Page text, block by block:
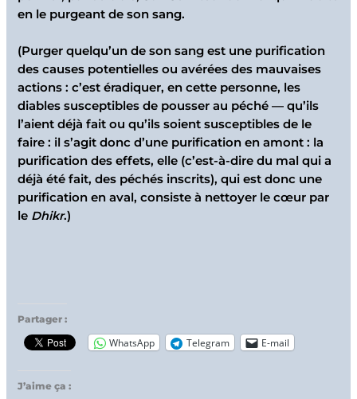
en le purgeant de son sang.
(Purger quelqu’un de son sang est une purification
des causes potentielles ou avérées des mauvaises
actions : c’est éradiquer, en cette personne, les
diables susceptibles de pousser au péché — qu’ils
l’aient déjà fait ou qu’ils soient susceptibles de le
faire : il s’agit donc d’une purification en amont : la
purification des effets, elle (c’est-à-dire du mal qui a
déjà été fait, des péchés inscrits), qui est donc une
purification en aval, consiste à nettoyer le cœur par
le Dhikr.)
Partager :
WhatsApp Telegram E-mail
J’aime ça :